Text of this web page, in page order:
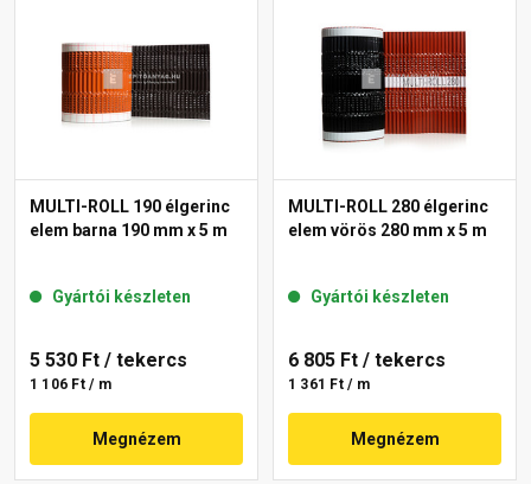
MULTI-ROLL 190 élgerinc
elem barna 190 mm x 5 m
Gyártói készleten
5 530 Ft / tekercs
1 106 Ft / m
Megnézem
MULTI-ROLL 280 élgerinc
elem vörös 280 mm x 5 m
Gyártói készleten
6 805 Ft / tekercs
1 361 Ft / m
Megnézem